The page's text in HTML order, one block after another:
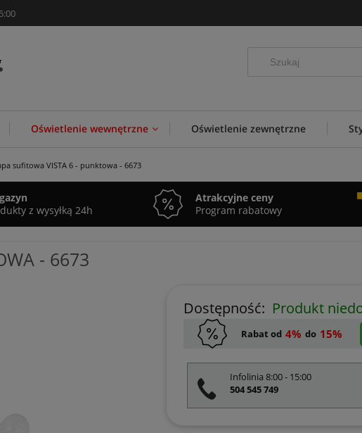
Oświetlenie wewnętrzne Oświetlenie zewnętrzne
sufitowa VISTA 6 - punktowa - 6673
z wysyłką 24h
Atrakcyjne ceny
Program rabatowy
- 6673
Dostępność: Produkt
Rabat od 4% do 15%
Infolinia 8:00 - 15:00
504 545 749